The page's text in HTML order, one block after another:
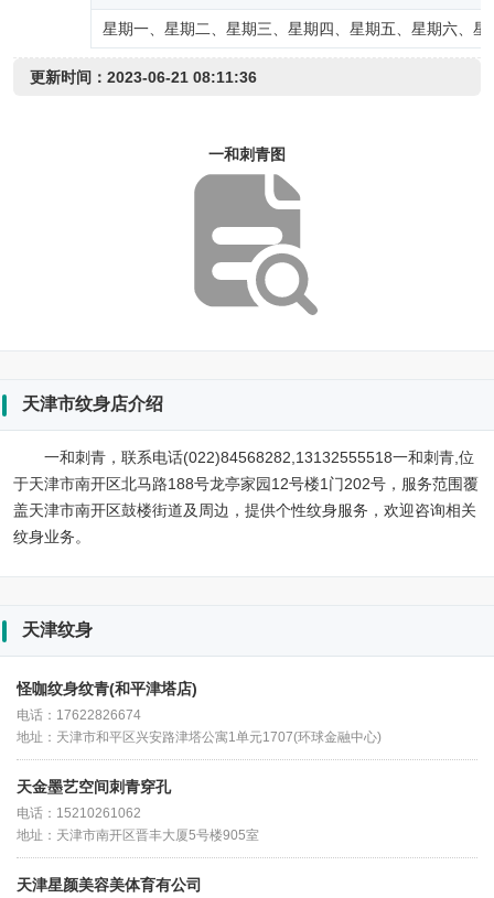
星期一、星期二、星期三、星期四、星期五、星期六、星
更新时间：2023-06-21 08:11:36
一和刺青图
天津市纹身店介绍
一和刺青，联系电话(022)84568282,13132555518一和刺青,位
于天津市南开区北马路188号龙亭家园12号楼1门202号，服务范围覆
盖天津市南开区鼓楼街道及周边，提供个性纹身服务，欢迎咨询相关
纹身业务。
天津纹身
怪咖纹身纹青(和平津塔店)
电话：17622826674
地址：天津市和平区兴安路津塔公寓1单元1707(环球金融中心)
天金墨艺空间刺青穿孔
电话：15210261062
地址：天津市南开区晋丰大厦5号楼905室
天津星颜美容美体育有公司